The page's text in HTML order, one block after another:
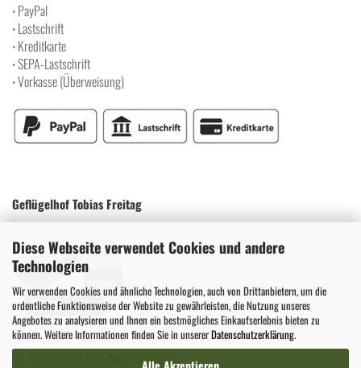
Diese Webseite verwendet Cookies und andere
Technologien
Wir verwenden Cookies und ähnliche Technologien, auch von Drittanbietern, um die
ordentliche Funktionsweise der Website zu gewährleisten, die Nutzung unseres
Angebotes zu analysieren und Ihnen ein bestmögliches Einkaufserlebnis bieten zu
können. Weitere Informationen finden Sie in unsererDatenschutzerklärung.
•PayPal
•Lastschrift
•Kreditkarte
•SEPA-Lastschrift
•Vorkasse (Überweisung)
Geflügelhof Tobias Freitag
hat immer